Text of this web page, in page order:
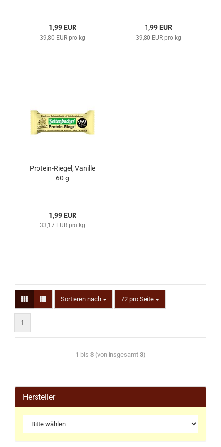
1,99 EUR
39,80 EUR pro kg
1,99 EUR
39,80 EUR pro kg
Protein-Riegel, Vanille
60 g
1,99 EUR
33,17 EUR pro kg
Sortieren nach 72 pro Seite
1
1 bis 3 (von insgesamt 3)
Hersteller